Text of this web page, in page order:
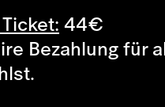
44€
Bezahlung für